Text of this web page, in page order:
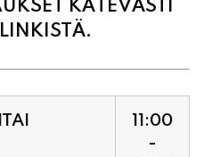
-
21:00
11:00